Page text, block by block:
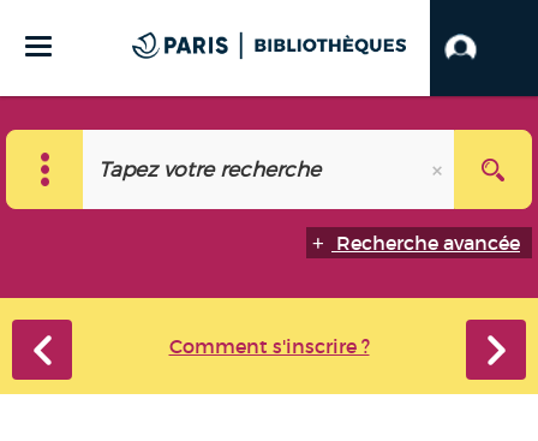
Recherche avancée
Comment s'inscrire ?